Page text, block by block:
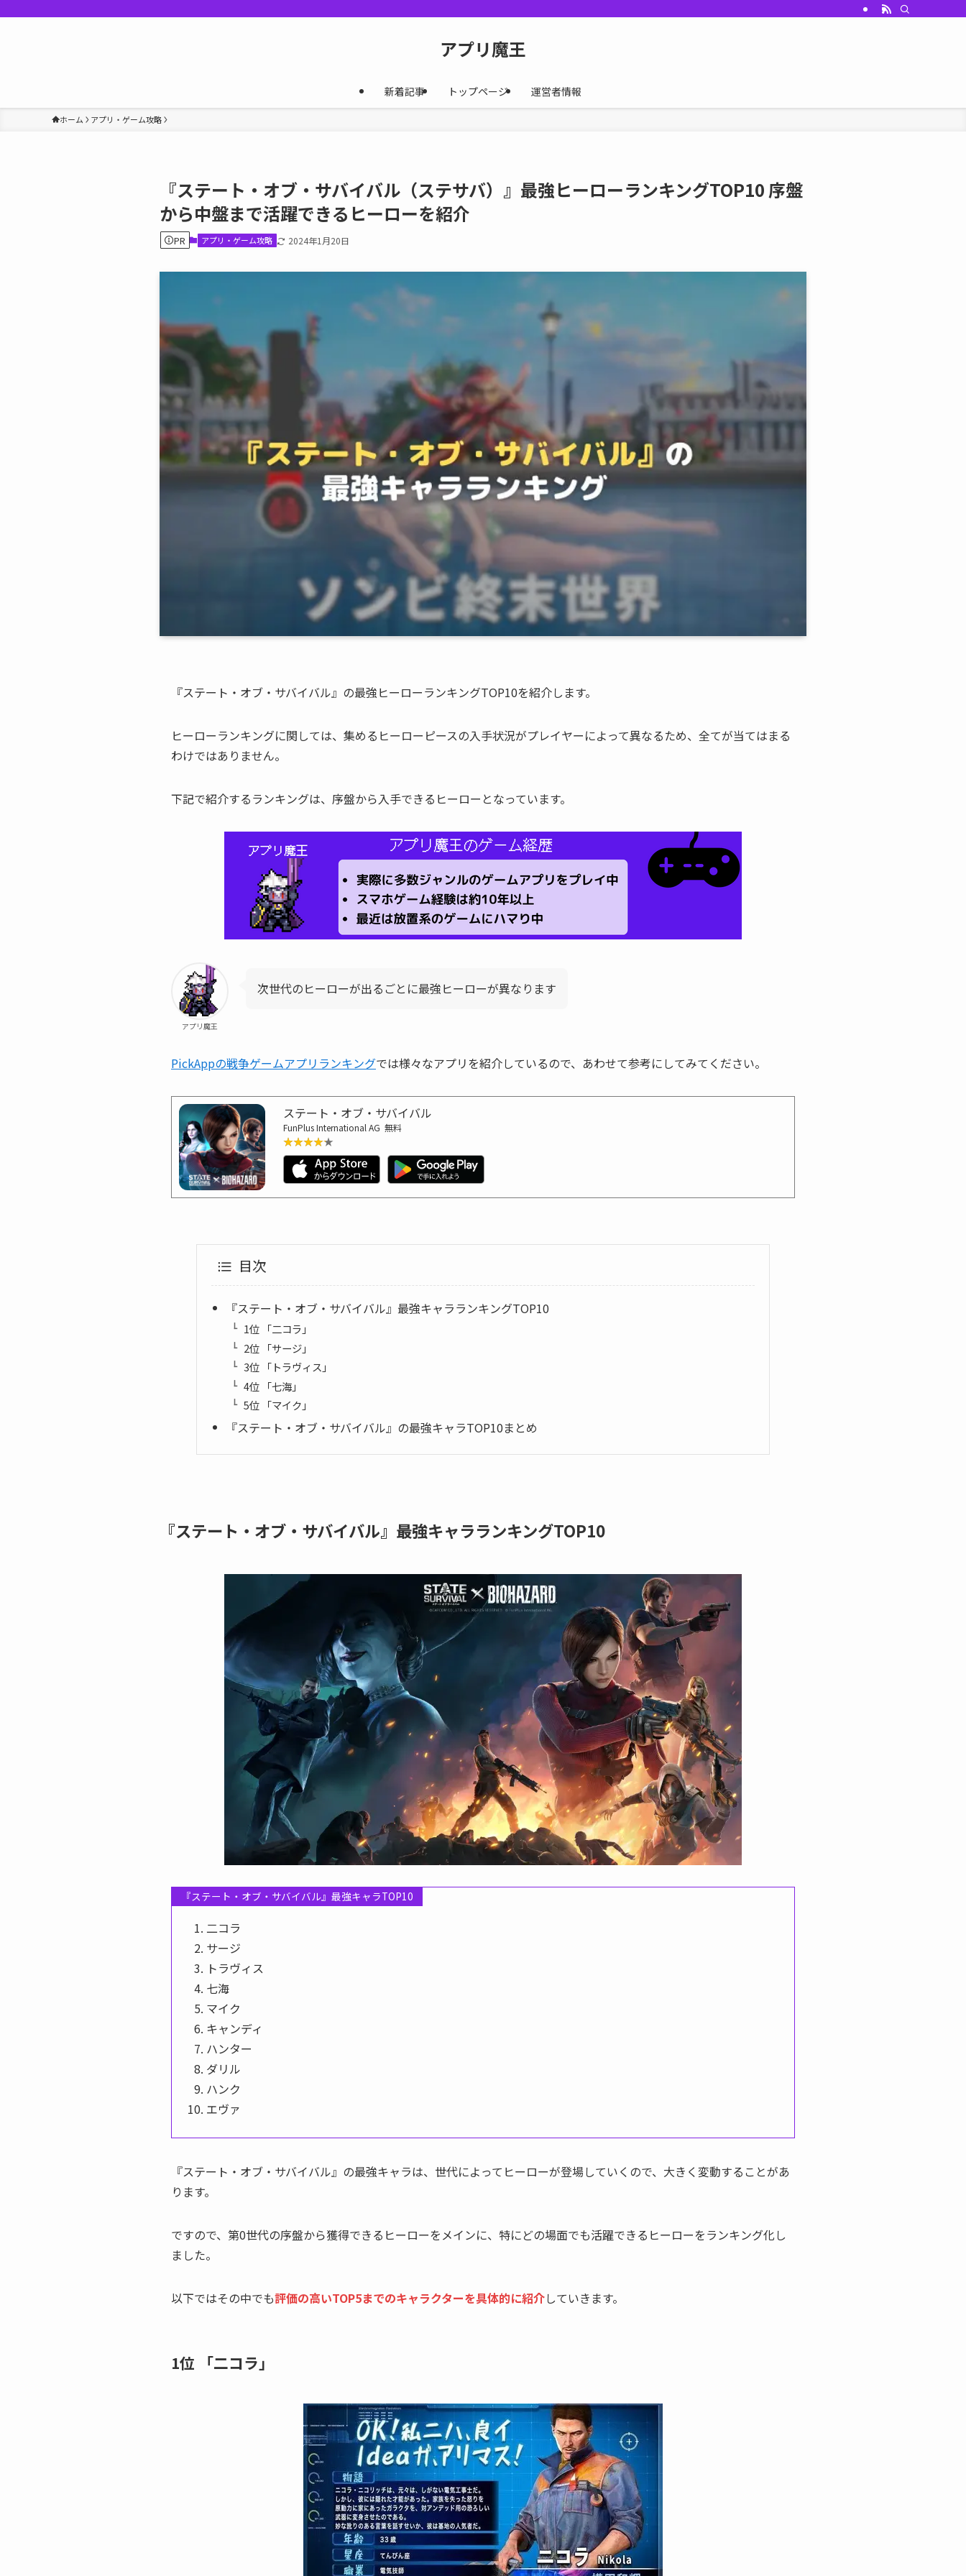
アプリ魔王
新着記事 トップページ 運営者情報
ホーム アプリ・ゲーム攻略
『ステート・オブ・サバイバル（ステサバ）』最強ヒーローランキングTOP10 序盤
から中盤まで活躍できるヒーローを紹介
PR アプリ・ゲーム攻略 2024年1月20日
『ステート・オブ・サバイバル』の最強ヒーローランキングTOP10を紹介します。
ヒーローランキングに関しては、集めるヒーローピースの入手状況がプレイヤーによって異なるため、全てが当てはまる
わけではありません。
下記で紹介するランキングは、序盤から入手できるヒーローとなっています。
アプリ魔王
次世代のヒーローが出るごとに最強ヒーローが異なります
PickAppの戦争ゲームアプリランキングでは様々なアプリを紹介しているので、あわせて参考にしてみてください。
ステート・オブ・サバイバル
FunPlus International AG 無料
★★★★★
★★★★★
目次
『ステート・オブ・サバイバル』最強キャラランキングTOP10
1位 「二コラ」
2位 「サージ」
3位 「トラヴィス」
4位 「七海」
5位 「マイク」
『ステート・オブ・サバイバル』の最強キャラTOP10まとめ
『ステート・オブ・サバイバル』最強キャラランキングTOP10
『ステート・オブ・サバイバル』最強キャラTOP10
二コラ
サージ
トラヴィス
七海
マイク
キャンディ
ハンター
ダリル
ハンク
エヴァ
『ステート・オブ・サバイバル』の最強キャラは、世代によってヒーローが登場していくので、大きく変動することがあ
ります。
ですので、第0世代の序盤から獲得できるヒーローをメインに、特にどの場面でも活躍できるヒーローをランキング化し
ました。
以下ではその中でも評価の高いTOP5までのキャラクターを具体的に紹介していきます。
1位 「二コラ」